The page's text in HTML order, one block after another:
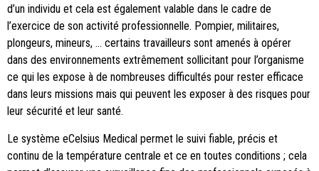
d’un individu et cela est également valable dans le cadre de
l’exercice de son activité professionnelle. Pompier, militaires,
plongeurs, mineurs, … certains travailleurs sont amenés à opérer
dans des environnements extrêmement sollicitant pour l’organisme
ce qui les expose à de nombreuses difficultés pour rester efficace
dans leurs missions mais qui peuvent les exposer à des risques pour
leur sécurité et leur santé.
Le système eCelsius Medical permet le suivi fiable, précis et
continu de la température centrale et ce en toutes conditions ; cela